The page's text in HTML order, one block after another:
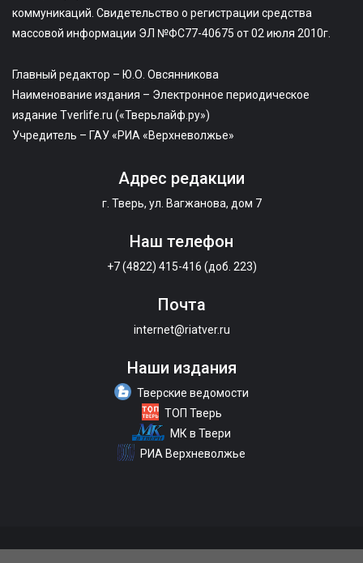
коммуникаций. Свидетельство о регистрации средства
массовой информации ЭЛ №ФС77-40675 от 02 июля 2010г.
Главный редактор – Ю.О. Овсянникова
Наименование издания – Электронное периодическое
издание Tverlife.ru («Тверьлайф.ру»)
Учредитель – ГАУ «РИА «Верхневолжье»
Адрес редакции
г. Тверь, ул. Вагжанова, дом 7
Наш телефон
+7 (4822) 415-416 (доб. 223)
Почта
internet@riatver.ru
Наши издания
Тверские ведомости
ТОП Тверь
МК в Твери
РИА Верхневолжье